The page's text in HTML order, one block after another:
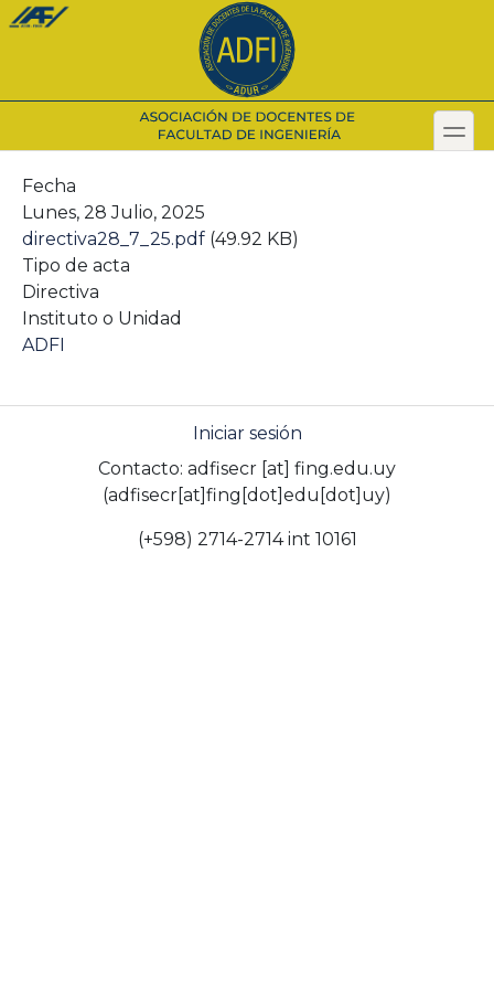
Pasar
toggle
Secondary menu
Fecha
Lunes, 28 Julio, 2025
directiva28_7_25.pdf (49.92 KB)
Tipo de acta
Directiva
Instituto o Unidad
ADFI
Iniciar sesión
Contacto: adfisecr [at] fing.edu.uy
(adfisecr[at]fing[dot]edu[dot]uy)
(+598) 2714-2714 int 10161